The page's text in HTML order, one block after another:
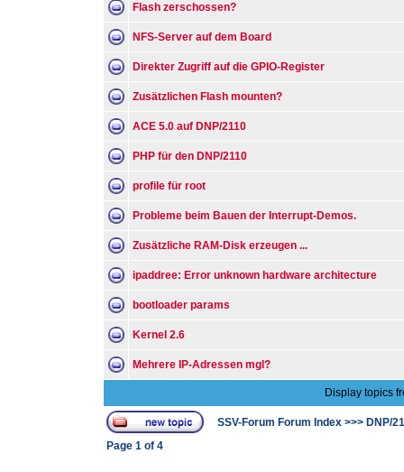
Flash zerschossen?
NFS-Server auf dem Board
Direkter Zugriff auf die GPIO-Register
Zusätzlichen Flash mounten?
ACE 5.0 auf DNP/2110
PHP für den DNP/2110
profile für root
Probleme beim Bauen der Interrupt-Demos.
Zusätzliche RAM-Disk erzeugen ...
ipaddree: Error unknown hardware architecture
bootloader params
Kernel 2.6
Mehrere IP-Adressen mgl?
Display topics
SSV-Forum Forum Index >>> DNP/
Page 1 of 4